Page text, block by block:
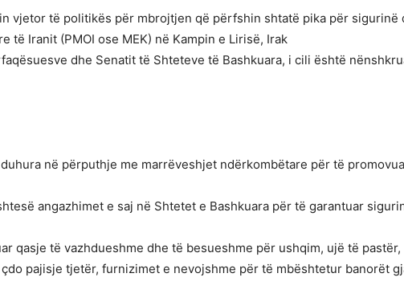
vjetor të politikës për mbrojtjen që përfshin shtatë pika për
të Iranit (PMOI ose MEK) në Kampin e Lirisë, Irak
dhe Senatit të Shteteve të Bashkuara, i cili është
në përputhje me marrëveshjet ndërkombëtare për të
angazhimet e saj në Shtetet e Bashkuara për të garantuar
qasje të vazhdueshme dhe të besueshme për ushqim, ujë të
pajisje tjetër, furnizimet e nevojshme për të mbështetur banorët